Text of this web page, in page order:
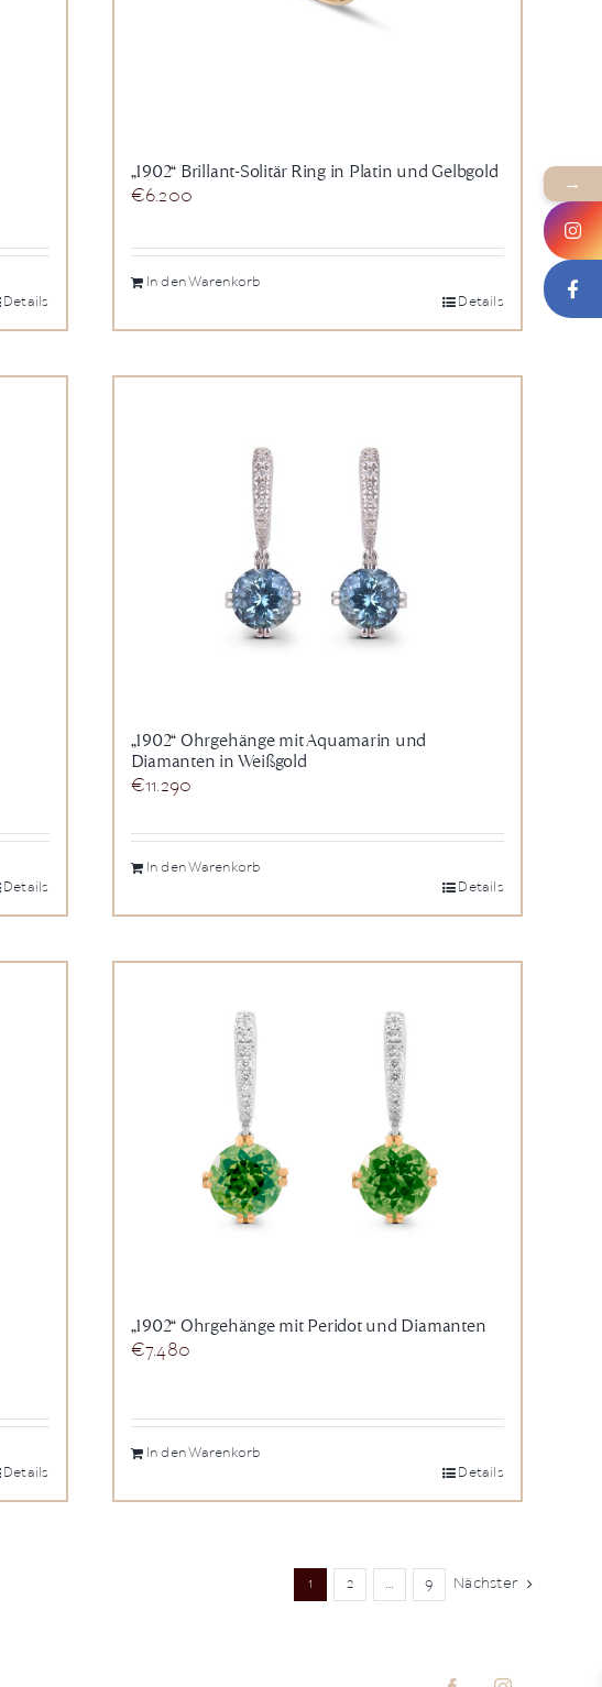
Details
„1902“ Brillant-Solitär Ring in Platin und Gelbgold
€6.200
In den Warenkorb
Details
Details
„1902“ Ohrgehänge mit Aquamarin und
Diamanten in Weißgold
€11.290
In den Warenkorb
Details
Details
„1902“ Ohrgehänge mit Peridot und Diamanten
€7.480
In den Warenkorb
Details
1 2 … 9 Nächster
→